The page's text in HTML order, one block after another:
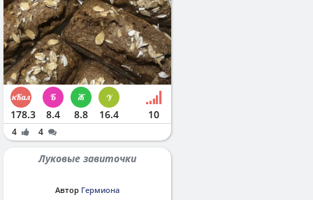
178.3 8.4 8.8 16.4 10
4 4
Луковые завиточки
Автор Гермиона